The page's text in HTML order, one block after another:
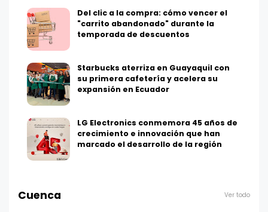
Del clic a la compra: cómo vencer el
"carrito abandonado" durante la
temporada de descuentos
Starbucks aterriza en Guayaquil con
su primera cafetería y acelera su
expansión en Ecuador
LG Electronics conmemora 45 años de
crecimiento e innovación que han
marcado el desarrollo de la región
Cuenca Ver todo